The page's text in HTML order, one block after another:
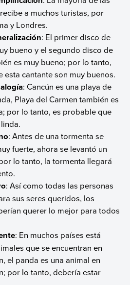
a muchos turistas, por
y Londres.
: El primer disco de
bueno y el segundo disco de
es muy bueno; por lo tanto,
cantante son muy buenos.
: Cancún es una playa de
Playa del Carmen también es
por lo tanto, es probable que
: Antes de una tormenta se
fuerte, ahora se levantó un
lo tanto, la tormenta llegará
: Así como todas las personas
sus seres queridos, los
querer lo mejor para todos
: En muchos países está
que se encuentran en
el panda es una animal en
por lo tanto, debería estar